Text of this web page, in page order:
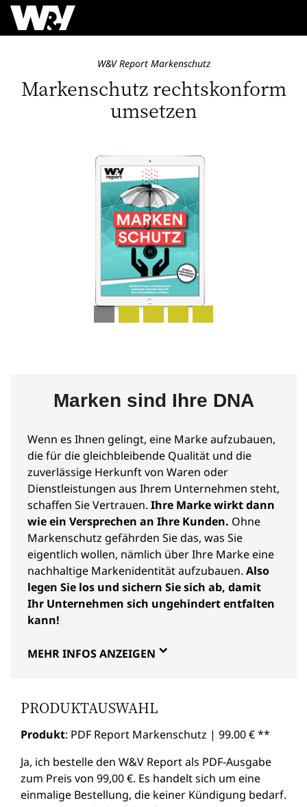
W&V Report Markenschutz
Markenschutz rechtskonform
umsetzen
Marken sind Ihre DNA
Wenn es Ihnen gelingt, eine Marke aufzubauen,
die für die gleichbleibende Qualität und die
zuverlässige Herkunft von Waren oder
Dienstleistungen aus Ihrem Unternehmen steht,
schaffen Sie Vertrauen. Ihre Marke wirkt dann
wie ein Versprechen an Ihre Kunden. Ohne
Markenschutz gefährden Sie das, was Sie
eigentlich wollen, nämlich über Ihre Marke eine
nachhaltige Markenidentität aufzubauen. Also
legen Sie los und sichern Sie sich ab, damit
Ihr Unternehmen sich ungehindert entfalten
kann!
MEHR INFOS ANZEIGEN
PRODUKTAUSWAHL
Produkt: PDF Report Markenschutz | 99.00 € **
Ja, ich bestelle den W&V Report als PDF-Ausgabe
zum Preis von 99,00 €. Es handelt sich um eine
einmalige Bestellung, die keiner Kündigung bedarf.